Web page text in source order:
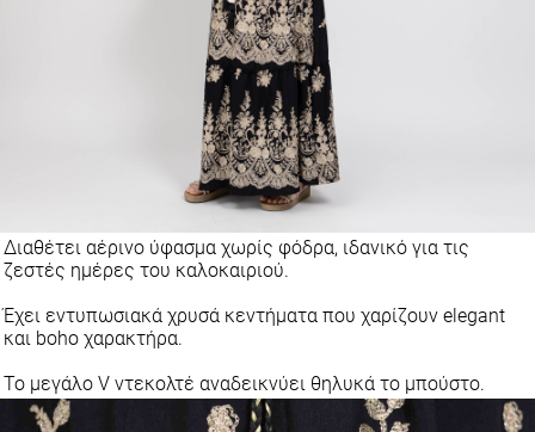
Διαθέτει αέρινο ύφασμα χωρίς φόδρα, ιδανικό για τις
ζεστές ημέρες του καλοκαιριού.
Έχει εντυπωσιακά χρυσά κεντήματα που χαρίζουν elegant
και boho χαρακτήρα.
Το μεγάλο V ντεκολτέ αναδεικνύει θηλυκά το μπούστο.